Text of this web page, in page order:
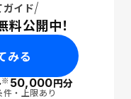
イド
公開中！
みる
※50,000円分
・上限あり